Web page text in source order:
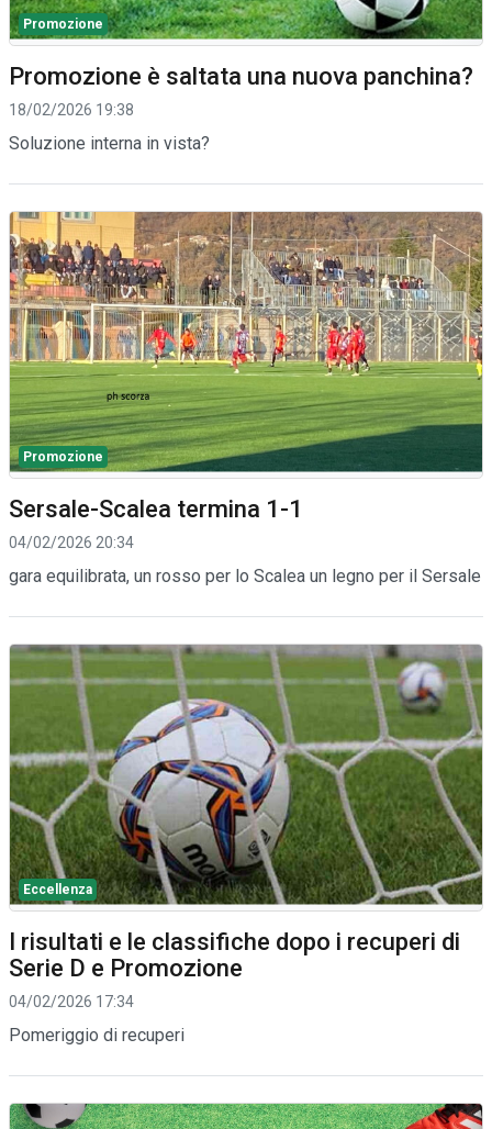
Promozione
Promozione è saltata una nuova panchina?
18/02/2026 19:38
Soluzione interna in vista?
Promozione
Sersale-Scalea termina 1-1
04/02/2026 20:34
gara equilibrata, un rosso per lo Scalea un legno per il Sersale
Eccellenza
I risultati e le classifiche dopo i recuperi di
Serie D e Promozione
04/02/2026 17:34
Pomeriggio di recuperi